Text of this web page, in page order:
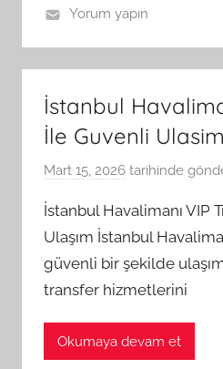
Yorum yapın
İstanbul
İle Guvenli Ulasim
Mart 15, 2026 tarihinde
İstanbul Havalimanı VIP
Ulaşım İstanbul
güvenli bir şekilde
transfer hizmetlerini
Okumaya devam et